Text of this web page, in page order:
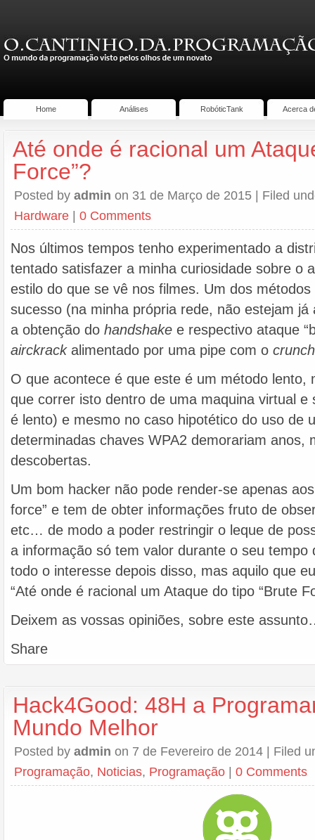
Home Análises RobóticTank Acerca
Até onde é racional um
Force”?
Posted by admin on 31 de Março de 2015 | Filed
Hardware | 0 Comments
Nos últimos tempos tenho experimentado a
tentado satisfazer a minha curiosidade sobre o
estilo do que se vê nos filmes. Um dos
sucesso (na minha própria rede, não estejam
a obtenção do handshake e respectivo ataque
airckrackalimentado por uma pipe com o crunch
O que acontece é que este é um método lento,
que correr isto dentro de uma maquina virtual e
é lento) e mesmo no caso hipotético do uso de
determinadas chaves WPA2 demorariam anos,
descobertas.
Um bom hacker não pode render-se apenas
force” e tem de obter informações fruto de
etc… de modo a poder restringir o leque de
a informação só tem valor durante o seu tempo
todo o interesse depois disso, mas aquilo que
“Até onde é racional um Ataque do tipo “Brute
Deixem as vossas opiniões, sobre este
Share
Hack4Good: 48H a
Mundo Melhor
Posted by admin on 7 de Fevereiro de 2014 | Filed
Programação, Noticias, Programação | 0 Comments